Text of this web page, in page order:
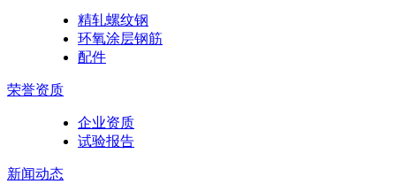
精轧螺纹钢
环氧涂层钢筋
配件
荣誉资质
企业资质
试验报告
新闻动态